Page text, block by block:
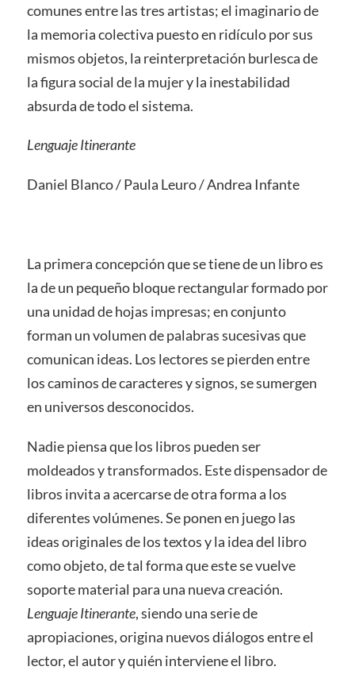
comunes entre las tres artistas; el imaginario de
la memoria colectiva puesto en ridículo por sus
mismos objetos, la reinterpretación burlesca de
la figura social de la mujer y la inestabilidad
absurda de todo el sistema.
Lenguaje Itinerante
Daniel Blanco / Paula Leuro / Andrea Infante
La primera concepción que se tiene de un libro es
la de un pequeño bloque rectangular formado por
una unidad de hojas impresas; en conjunto
forman un volumen de palabras sucesivas que
comunican ideas. Los lectores se pierden entre
los caminos de caracteres y signos, se sumergen
en universos desconocidos.
Nadie piensa que los libros pueden ser
moldeados y transformados. Este dispensador de
libros invita a acercarse de otra forma a los
diferentes volúmenes. Se ponen en juego las
ideas originales de los textos y la idea del libro
como objeto, de tal forma que este se vuelve
soporte material para una nueva creación.
Lenguaje Itinerante, siendo una serie de
apropiaciones, origina nuevos diálogos entre el
lector, el autor y quién interviene el libro.